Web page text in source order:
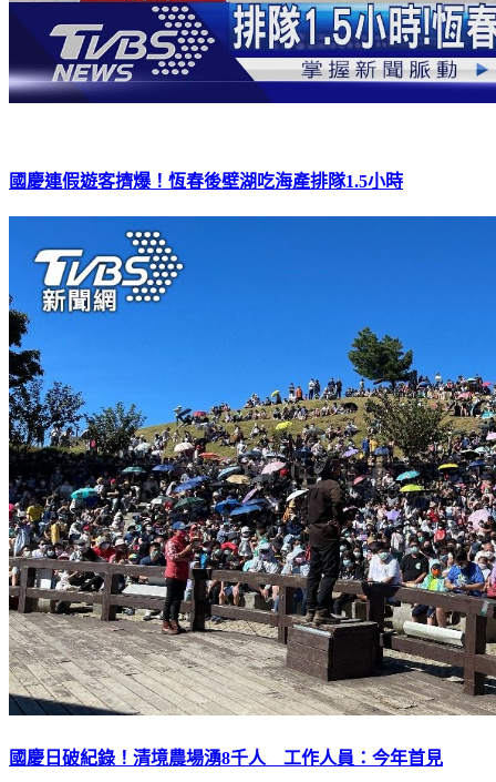
國慶連假遊客擠爆！恆春後壁湖吃海產排隊1.5小時
國慶日破紀錄！清境農場湧8千人 工作人員：今年首見